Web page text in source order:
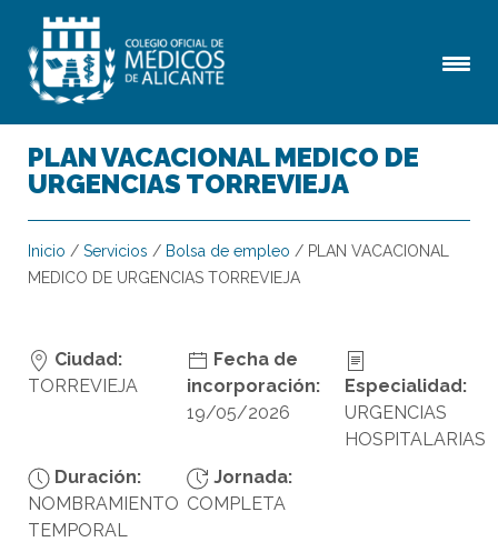
PLAN VACACIONAL MEDICO DE
URGENCIAS TORREVIEJA
Inicio / Servicios / Bolsa de empleo / PLAN VACACIONAL
MEDICO DE URGENCIAS TORREVIEJA
Ciudad:
TORREVIEJA
Fecha de
incorporación:
19/05/2026
Especialidad:
URGENCIAS
HOSPITALARIAS
Duración:
NOMBRAMIENTO
TEMPORAL
Jornada:
COMPLETA